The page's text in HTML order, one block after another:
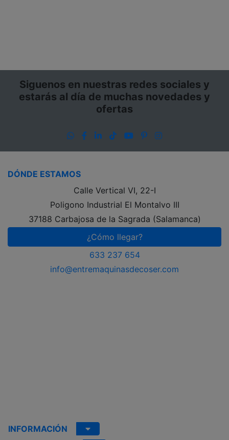
Siguenos en nuestras redes sociales y
estarás al día de muchas novedades y
ofertas
WhatsApp
Facebook
LinkedIn
TikTokYouTube
PinterestInstagram
DÓNDE ESTAMOS
Calle Vertical VI, 22-I
Poligono Industrial El Montalvo III
37188 Carbajosa de la Sagrada (Salamanca)
¿Cómo llegar?
633 237 654
info@entremaquinasdecoser.com
INFORMACIÓN